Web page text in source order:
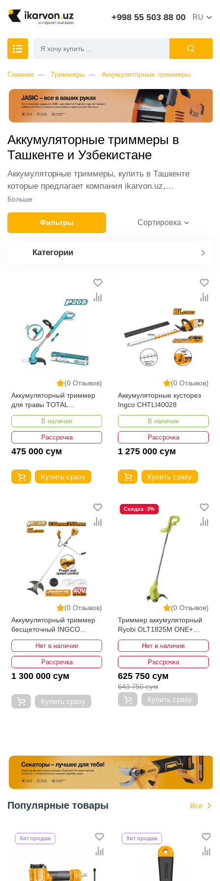
+998 55 503 88 00 RU
Главная Триммеры Аккумуляторные триммеры
Аккумуляторные триммеры в
Ташкенте и Узбекистане
Аккумуляторные триммеры, купить в Ташкенте
которые предлагает компания ikarvon.uz,
пользуются широким спросом среди наших
клиентов. Мы обеспечиваем лучшие условия
продажи этой категории товара. Аккумуляторные
триммеры в интернет-магазине представлены
ведущими производителями и брендами, список
которых постоянно расширяется. Мы доставляем
страны. Все это дополняет лучшая по Узбекистану
стоимость, Аккумуляторные триммеры от ikarvon.uz
— это самый широкий диапазон цен. Причем здесь
представлена оптимальная цена для каждой
позиции из категории Аккумуляторные триммеры.
Больше
Фильтры Сортировка
Категории
(0 Отзывов)
Аккумуляторный триммер
для травы TOTAL
TGTLI20018
В наличии
Рассрочка
475 000 сум
Купить сразу
(0 Отзывов)
Аккумуляторные кусторез
Ingco CHTLI40028
В наличии
Рассрочка
1 275 000 сум
Купить сразу
(0 Отзывов)
Аккумуляторный триммер
беcщеточный INGCO
CSTLI20018
Нет в наличии
Рассрочка
1 300 000 сум
Купить сразу
(0 Отзывов)
Скидка -3%
Триммер аккумуляторный
Ryobi OLT1825M ONE+
5133002822
Нет в наличии
Рассрочка
625 750 сум
643 750 сум
Купить сразу
Популярные товары Все
Хит продаж Хит продаж